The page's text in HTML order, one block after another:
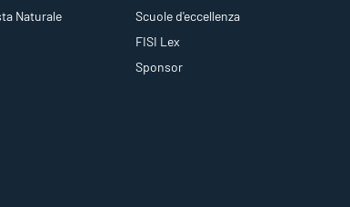
Naturale
Scuole d'eccellenza
FISI Lex
Sponsor